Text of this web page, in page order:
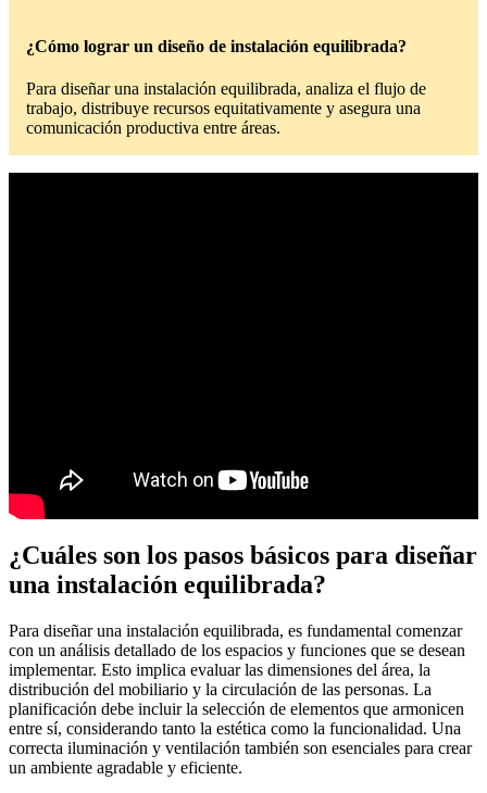
¿Cómo lograr un diseño de instalación equilibrada?
Para diseñar una instalación equilibrada, analiza el flujo de
trabajo, distribuye recursos equitativamente y asegura una
comunicación productiva entre áreas.
¿Cuáles son los pasos básicos para diseñar
una instalación equilibrada?
Para diseñar una instalación equilibrada, es fundamental comenzar
con un análisis detallado de los espacios y funciones que se desean
implementar. Esto implica evaluar las dimensiones del área, la
distribución del mobiliario y la circulación de las personas. La
planificación debe incluir la selección de elementos que armonicen
entre sí, considerando tanto la estética como la funcionalidad. Una
correcta iluminación y ventilación también son esenciales para crear
un ambiente agradable y eficiente.